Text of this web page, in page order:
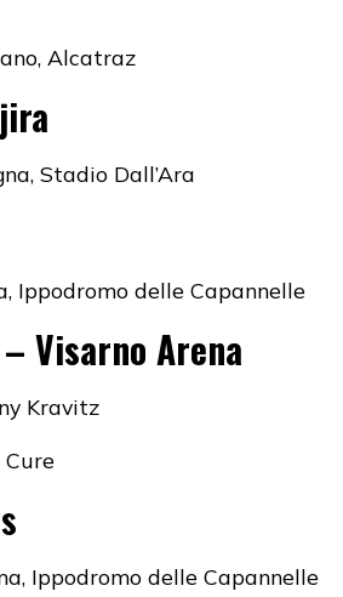
Alcatraz
Stadio Dall’Ara
Ippodromo delle Capannelle
Visarno Arena
Kravitz
Cure
Ippodromo delle Capannelle